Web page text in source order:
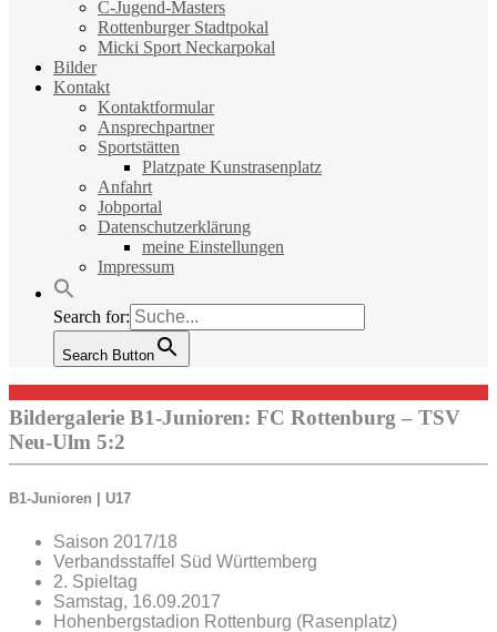
C-Jugend-Masters
Rottenburger Stadtpokal
Micki Sport Neckarpokal
Bilder
Kontakt
Kontaktformular
Ansprechpartner
Sportstätten
Platzpate Kunstrasenplatz
Anfahrt
Jobportal
Datenschutzerklärung
meine Einstellungen
Impressum
Search for:
Search Button
Bildergalerie B1-Junioren: FC Rottenburg – TSV
Neu-Ulm 5:2
B1-Junioren | U17
Saison 2017/18
Verbandsstaffel Süd Württemberg
2. Spieltag
Samstag, 16.09.2017
Hohenbergstadion Rottenburg (Rasenplatz)